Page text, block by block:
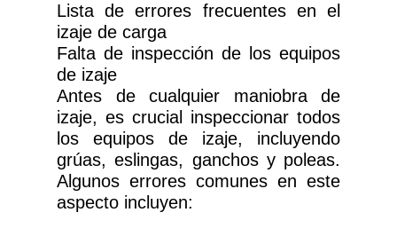
Lista de errores frecuentes en el
izaje de carga
Falta de inspección de los equipos
de izaje
Antes de cualquier maniobra de
izaje, es crucial inspeccionar todos
los equipos de izaje, incluyendo
grúas, eslingas, ganchos y poleas.
Algunos errores comunes en este
aspecto incluyen: